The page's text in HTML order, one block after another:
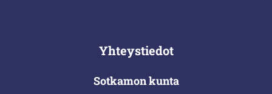
Yhteystiedot
Sotkamon kunta